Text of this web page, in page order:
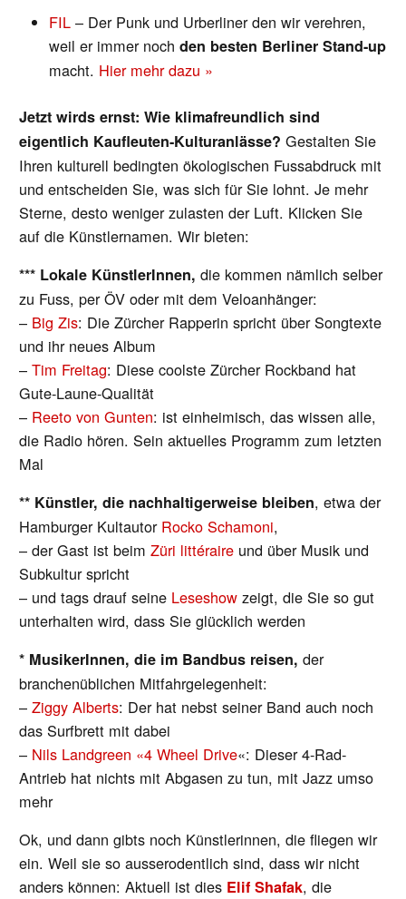
FIL– Der Punk und Urberliner den wir verehren,
weil er immer noch den besten Berliner Stand-up
macht. Hier mehr dazu »
Jetzt wirds ernst: Wie klimafreundlich sind
eigentlich Kaufleuten-Kulturanlässe?Gestalten Sie
Ihren kulturell bedingten ökologischen Fussabdruck mit
und entscheiden Sie, was sich für Sie lohnt. Je mehr
Sterne, desto weniger zulasten der Luft. Klicken Sie
auf die Künstlernamen. Wir bieten:
*** Lokale KünstlerInnen, die kommen nämlich selber
zu Fuss, per ÖV oder mit dem Veloanhänger:
– Big Zis: Die Zürcher Rapperin spricht über Songtexte
und ihr neues Album
–Tim Freitag: Diese coolste Zürcher Rockband hat
Gute-Laune-Qualität
– Reeto von Gunten: ist einheimisch, das wissen alle,
die Radio hören. Sein aktuelles Programm zum letzten
Mal
** Künstler, die nachhaltigerweise bleiben, etwa der
Hamburger Kultautor Rocko Schamoni,
– der Gast ist beimZüri littéraire und über Musik und
Subkultur spricht
– und tags drauf seine Leseshowzeigt, die Sie so gut
unterhalten wird, dass Sie glücklich werden
* MusikerInnen, die im Bandbus reisen,der
branchenüblichen Mitfahrgelegenheit:
–Ziggy Alberts: Der hat nebst seiner Band auch noch
das Surfbrett mit dabei
– Nils Landgreen «4 Wheel Drive«: Dieser 4-Rad-
Antrieb hat nichts mit Abgasen zu tun, mit Jazz umso
mehr
Ok, und dann gibts noch Künstlerinnen, die fliegen wir
ein. Weil sie so ausserodentlich sind, dass wir nicht
anders können: Aktuell ist dies Elif Shafak, die